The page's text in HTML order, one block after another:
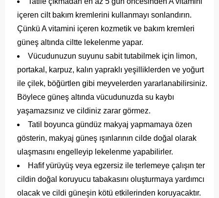
içeren cilt bakım kremlerini kullanmayı sonlandırın.
Çünkü A vitamini içeren kozmetik ve bakım kremleri
güneş altında ciltte lekelenme yapar.
Vücudunuzun suyunu sabit tutabilmek için limon,
portakal, karpuz, kalın yapraklı yeşilliklerden ve yoğurt
ile çilek, böğürtlen gibi meyvelerden yararlanabilirsiniz.
Böylece güneş altında vücudunuzda su kaybı
yaşamazsınız ve cildiniz zarar görmez.
Tatil boyunca gündüz makyaj yapmamaya özen
gösterin, makyaj güneş ışınlarının cilde doğal olarak
ulaşmasını engelleyip lekelenme yapabilirler.
Hafif yürüyüş veya egzersiz ile terlemeye çalışın ter
cildin doğal koruyucu tabakasını oluşturmaya yardımcı
olacak ve cildi güneşin kötü etkilerinden koruyacaktır.